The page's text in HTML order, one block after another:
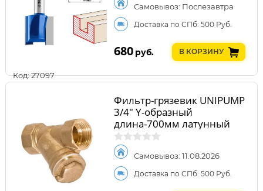
Код: 27097
Самовывоз: Послезавтра
Доставка по СПб: 500 Руб.
680 руб. В КОРЗИНУ
Фильтр-грязевик UNIPUMP
3/4" Y-образный
длина-700мм латунный
сетчатый 22156
Самовывоз: 11.08.2026
Доставка по СПб: 500 Руб.